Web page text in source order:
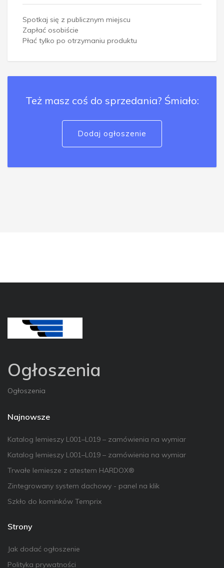
Spotkaj się z publicznym miejscu
Zapłać osobiście
Płać tylko po otrzymaniu produktu
Też masz coś do sprzedania? Śmiało:
Dodaj ogłoszenie
Ogłoszenia
Ogłoszenia
Najnowsze
Katalog lemieszy L001–L019 – zamówienia na wymiar
Katalog lemieszy L001–L019 – zamówienia na wymiar
Trwałe lemiesze z atestem HARDOX®
Zintegrowany system dachowy - panel na klik
Szkło do kominków Temprix
Strony
Jak dodać ogłoszenie
Polityka prywatności